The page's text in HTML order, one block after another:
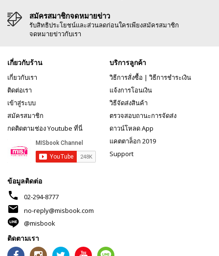
สมัครสมาชิกจดหมายข่าว
รับสิทธิประโยชน์และส่วนลดก่อนใครเพียงสมัครสมาชิก
จดหมายข่าวกับเรา
เกี่ยวกับร้าน
เกี่ยวกับเรา
ติดต่อเรา
เข้าสู่ระบบ
สมัครสมาชิก
กดติดตามช่อง Youtube ที่นี่
บริการลูกค้า
วิธีการสั่งซื้อ | วิธีการชำระเงิน
แจ้งการโอนเงิน
วิธีจัดส่งสินค้า
ตรวจสอบถานะการจัดส่ง
ดาวน์โหลด App
แคตตาล็อก 2019
Support
ข้อมูลติดต่อ
phone 02-294-8777
mail
no-reply@misbook.com
@misbook
ติดตามเรา